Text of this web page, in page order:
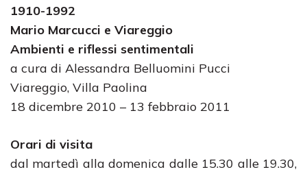
1910-1992
Mario Marcucci e Viareggio
Ambienti e riflessi sentimentali
a cura di Alessandra Belluomini Pucci
Viareggio, Villa Paolina
18 dicembre 2010 – 13 febbraio 2011
Orari di visita
dal martedì alla domenica dalle 15.30 alle 19.30,